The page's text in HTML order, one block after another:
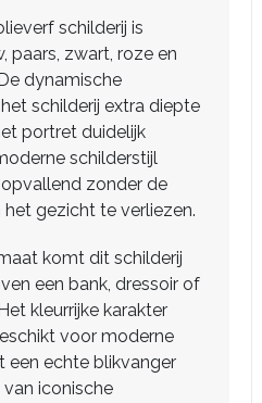
schilderij is
paars, zwart, roze en
dynamische
schilderij extra diepte
portret duidelijk
schilderstijl
zonder de
gezicht te verliezen.
komt dit schilderij
een bank, dressoir of
kleurrijke karakter
voor moderne
een echte blikvanger
iconische